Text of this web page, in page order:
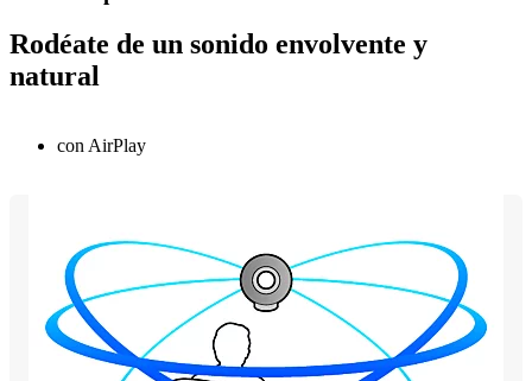
Rodéate de un sonido envolvente y
natural
con AirPlay